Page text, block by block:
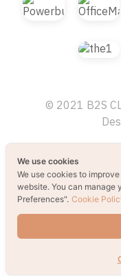
© 2021 B2S
We use cookies
We use cookies to
website. You can manage
Preferences". Cookie